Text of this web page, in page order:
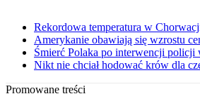
Rekordowa temperatura w
Amerykanie obawiają się wzrostu
Śmierć Polaka po interwencji
Nikt nie chciał hodować krów dla
Promowane treści